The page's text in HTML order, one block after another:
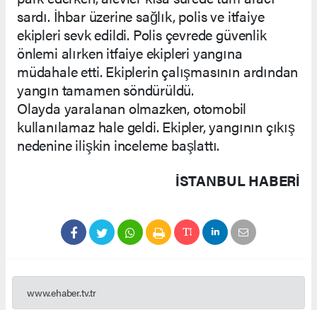
sardı. İhbar üzerine sağlık, polis ve itfaiye
ekipleri sevk edildi. Polis çevrede güvenlik
önlemi alırken itfaiye ekipleri yangına
müdahale etti. Ekiplerin çalışmasının ardından
yangın tamamen söndürüldü.
Olayda yaralanan olmazken, otomobil
kullanılamaz hale geldi. Ekipler, yangının çıkış
nedenine ilişkin inceleme başlattı.
İSTANBUL HABERİ
www.ehaber.tv.tr